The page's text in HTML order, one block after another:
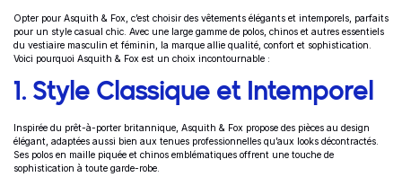
Opter pour Asquith & Fox, c’est choisir des vêtements élégants et intemporels, parfaits
pour un style casual chic. Avec une large gamme de polos, chinos et autres essentiels
du vestiaire masculin et féminin, la marque allie qualité, confort et sophistication.
Voici pourquoi Asquith & Fox est un choix incontournable :
1. Style Classique et Intemporel
Inspirée du prêt-à-porter britannique, Asquith & Fox propose des pièces au design
élégant, adaptées aussi bien aux tenues professionnelles qu’aux looks décontractés.
Ses polos en maille piquée et chinos emblématiques offrent une touche de
sophistication à toute garde-robe.